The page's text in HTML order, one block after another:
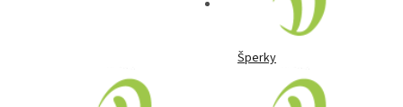
Šperky